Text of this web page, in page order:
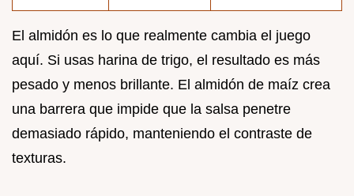
El almidón es lo que realmente cambia el juego
aquí. Si usas harina de trigo, el resultado es más
pesado y menos brillante. El almidón de maíz crea
una barrera que impide que la salsa penetre
demasiado rápido, manteniendo el contraste de
texturas.